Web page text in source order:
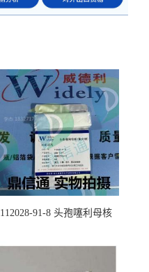
112028-91-8 头孢噻利母核